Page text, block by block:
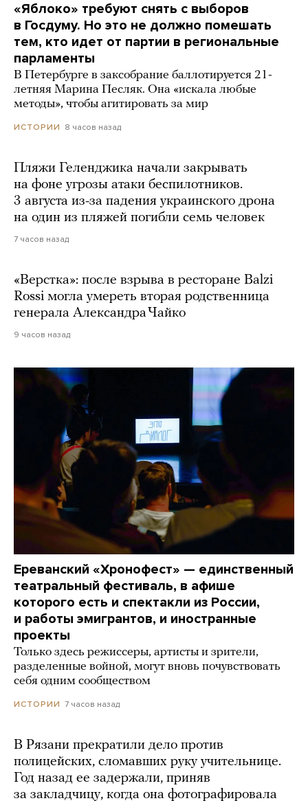
«Яблоко» требуют снять с выборов
в Госдуму. Но это не должно помешать
тем, кто идет от партии в региональные
парламенты
В Петербурге в заксобрание баллотируется 21-
летняя Марина Песляк. Она «искала любые
методы», чтобы агитировать за мир
ИСТОРИИ 8 часов назад
Пляжи Геленджика начали закрывать
на фоне угрозы атаки беспилотников.
3 августа из-за падения украинского дрона
на один из пляжей погибли семь человек
7 часов назад
«Верстка»: после взрыва в ресторане Balzi
Rossi могла умереть вторая родственница
генерала Александра Чайко
9 часов назад
Ереванский «Хронофест» — единственный
театральный фестиваль, в афише
которого есть и спектакли из России,
и работы эмигрантов, и иностранные
проекты
Только здесь режиссеры, артисты и зрители,
разделенные войной, могут вновь почувствовать
себя одним сообществом
ИСТОРИИ 7 часов назад
В Рязани прекратили дело против
полицейских, сломавших руку учительнице.
Год назад ее задержали, приняв
за закладчицу, когда она фотографировала